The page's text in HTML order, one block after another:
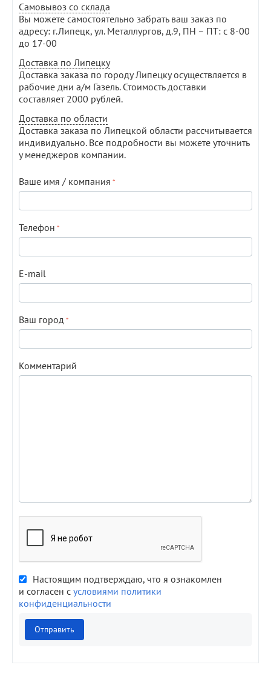
Самовывоз со склада
Вы можете самостоятельно забрать ваш заказ по
адресу: г.Липецк, ул. Металлургов, д.9, ПН – ПТ: с 8-00
до 17-00
Доставка по Липецку
Доставка заказа по городу Липецку осуществляется в
рабочие дни а/м Газель. Стоимость доставки
составляет 2000 рублей.
Доставка по области
Доставка заказа по Липецкой области рассчитывается
индивидуально. Все подробности вы можете уточнить
у менеджеров компании.
Ваше имя / компания
Телефон
E-mail
Ваш город
Комментарий
Настоящим подтверждаю, что я ознакомлен
и согласен с условиями политики
конфиденциальности
Отправить